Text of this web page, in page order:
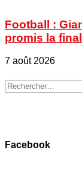
Football :
promis la
7 août 2026
Rechercher :
Facebook